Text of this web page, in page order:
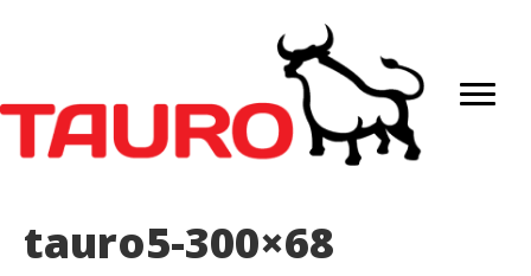
tauro5-300×68